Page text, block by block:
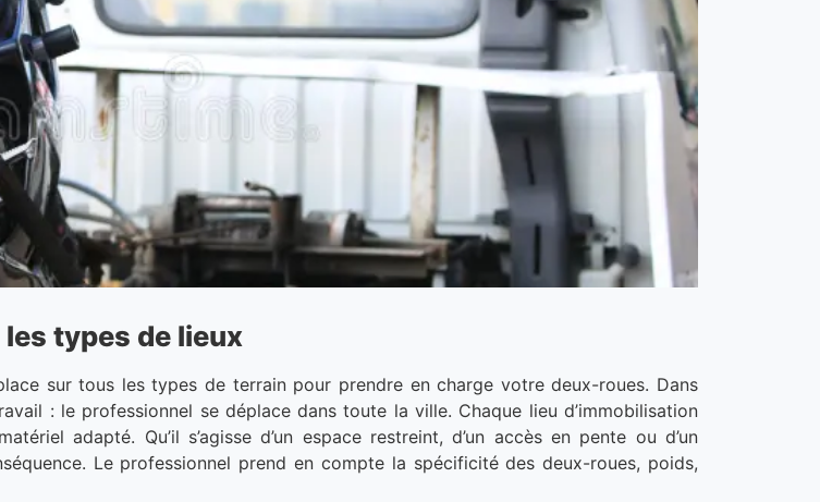
types de lieux
sur tous les types de terrain pour prendre en charge votre deux-roues. Dans
: le professionnel se déplace dans toute la ville. Chaque lieu d’immobilisation
adapté. Qu’il s’agisse d’un espace restreint, d’un accès en pente ou d’un
Le professionnel prend en compte la spécificité des deux-roues, poids,